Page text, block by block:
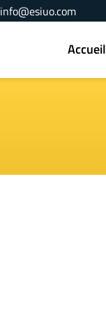
info@esiuo.com
Accueil